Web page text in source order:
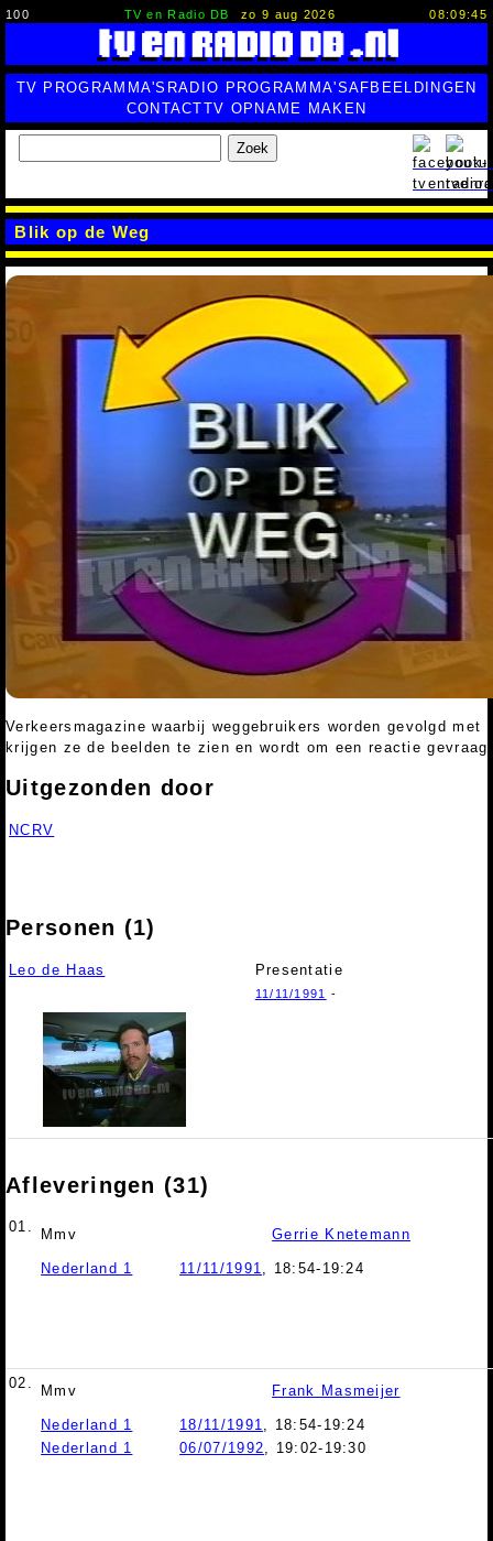
100 TV en Radio DB zo 9 aug 2026 08:09:46
TV PROGRAMMA'S RADIO PROGRAMMA'SAFBEELDINGEN
CONTACTTV OPNAME MAKEN
Zoek
Blik op de Weg
Verkeersmagazine waarbij weggebruikers worden gevolgd met
krijgen ze de beelden te zien en wordt om een reactie
Uitgezonden door
NCRV
Personen (1)
Leo de Haas Presentatie
11/11/1991 -
Afleveringen (31)
01. Mmv Gerrie Knetemann
Nederland 1 11/11/1991, 18:54-19:24
02. Mmv Frank Masmeijer
Nederland 1 18/11/1991, 18:54-19:24
Nederland 1
06/07/1992, 19:02-19:30